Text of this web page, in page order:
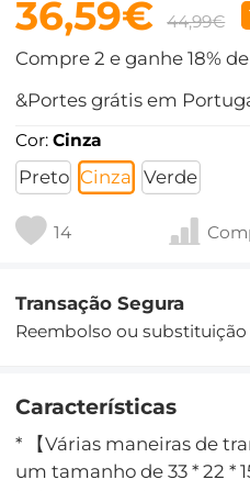
36,59€ 44,99€
Compre 2 e ganhe 18%
&Portes grátis em
Cor:Cinza
Preto Cinza Verde
14
Transação Segura
Reembolso ou substituição
Características
* 【Várias maneiras de
um tamanho de 33 * 22 *